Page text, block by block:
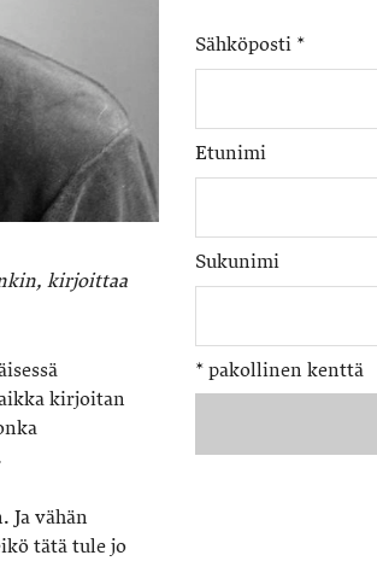
kirjoittaa
kirjoitan
Ja vähän
tätä tule jo
Sähköposti *
Etunimi
Sukunimi
* pakollinen kenttä